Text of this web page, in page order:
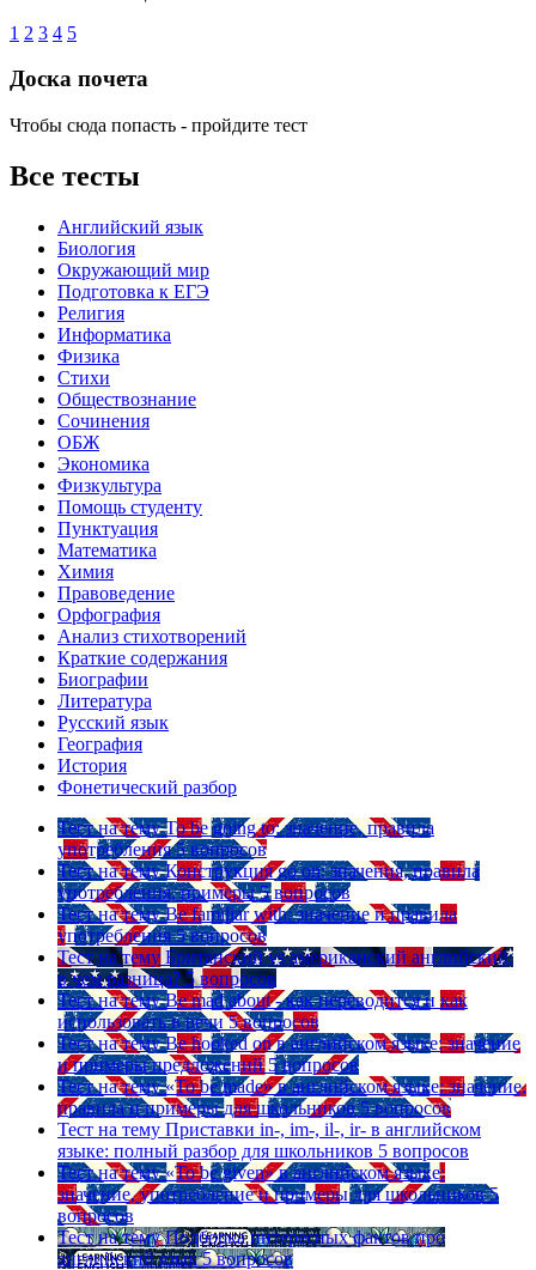
1 2 3 4 5
Доска почета
Чтобы сюда попасть - пройдите тест
Все тесты
Английский язык
Биология
Окружающий мир
Подготовка к ЕГЭ
Религия
Информатика
Физика
Стихи
Обществознание
Сочинения
ОБЖ
Экономика
Физкультура
Помощь студенту
Пунктуация
Математика
Химия
Правоведение
Орфография
Анализ стихотворений
Краткие содержания
Биографии
Литература
Русский язык
География
История
Фонетический разбор
Тест на тему To be going to: значение, правила
употребления 5 вопросов
Тест на тему Конструкция go on: значения, правила
употребления, примеры 5 вопросов
Тест на тему Be familiar with: значение и правила
употребления 5 вопросов
Тест на тему Британский vs американский английский:
в чем разница? 5 вопросов
Тест на тему Be mad about - как переводится и как
использовать в речи 5 вопросов
Тест на тему Be hooked on в английском языке: значение
и примеры предложений 5 вопросов
Тест на тему «To be made» в английском языке: значение,
правила и примеры для школьников 5 вопросов
Тест на тему Приставки in-, im-, il-, ir- в английском
языке: полный разбор для школьников 5 вопросов
Тест на тему «To be given» в английском языке:
значение, употребление и примеры для школьников 5
вопросов
Тест на тему Подборка интересных фактов про
английский язык 5 вопросов